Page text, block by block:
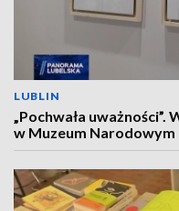
LUBLIN
„Pochwała
w Muzeum Narodowym